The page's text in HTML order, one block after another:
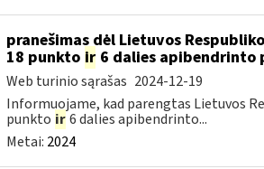
pranešimas dėl Lietuvos
18 punkto ir6 dalies apibendrinto
Web turinio sąrašas 2024-12-19
Informuojame, kad parengtas Lietuvos
punkto ir 6 dalies apibendrinto...
Metai: 2024